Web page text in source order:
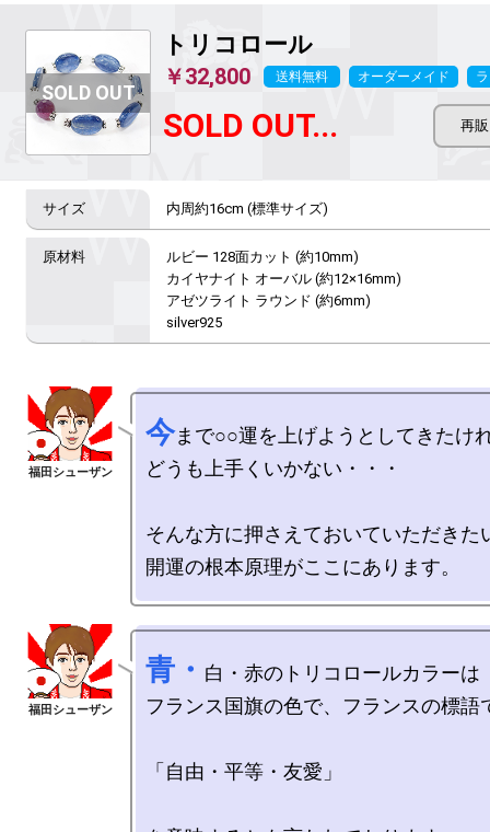
トリコロール
￥32,800 送料無料 オーダーメイド
SOLD OUT...
内周約16cm (標準サイズ)
ルビー 128面カット (約10mm)
カイヤナイト オーバル (約12×16mm)
アゼツライト ラウンド (約6mm)
silver925
今まで○○運を上げようとしてきたけ
どうも上手くいかない・・・
そんな方に押さえておいていただきた
青・ 白・赤のトリコロールカラーは
フランス国旗の色で、フランスの標語
「自由・平等・友愛」